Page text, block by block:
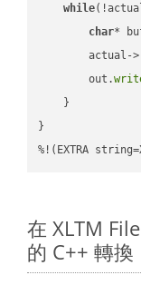
while
char*
        actual->
        out.
    }
}
%!(EXTRA
在 XLTM
的 C++ 轉換